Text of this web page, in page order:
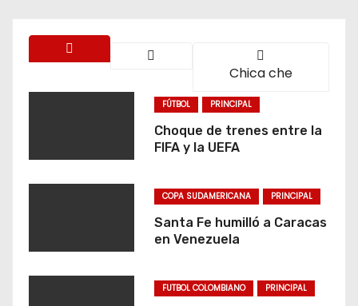
Chica che
FÚTBOL PRINCIPAL
Choque de trenes entre la
FIFA y la UEFA
COPA SUDAMERICANA PRINCIPAL
Santa Fe humilló a Caracas
en Venezuela
FUTBOL COLOMBIANO PRINCIPAL